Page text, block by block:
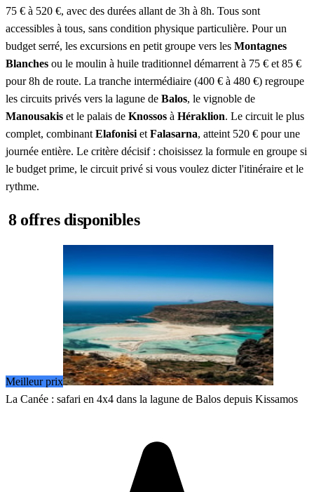
75 € à 520 €, avec des durées allant de 3h à 8h. Tous sont
accessibles à tous, sans condition physique particulière. Pour un
budget serré, les excursions en petit groupe vers les Montagnes
Blanches ou le moulin à huile traditionnel démarrent à 75 € et 85 €
pour 8h de route. La tranche intermédiaire (400 € à 480 €) regroupe
les circuits privés vers la lagune de Balos, le vignoble de
Manousakis et le palais de Knossos à Héraklion. Le circuit le plus
complet, combinant Elafonisi et Falasarna, atteint 520 € pour une
journée entière. Le critère décisif : choisissez la formule en groupe si
le budget prime, le circuit privé si vous voulez dicter l'itinéraire et le
rythme.
8 offres disponibles
Meilleur prix
La Canée : safari en 4x4 dans la lagune de Balos depuis Kissamos